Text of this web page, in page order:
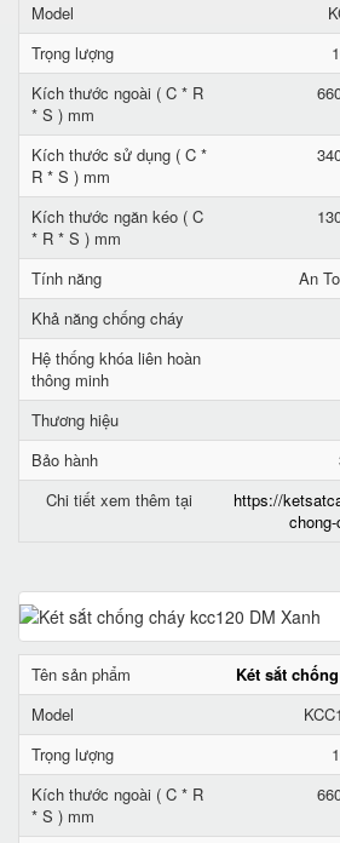
Model
Trọng lượng
Kích thước ngoài ( C * R
* S ) mm
Kích thước sử dụng ( C *
R * S ) mm
Kích thước ngăn kéo ( C
* R * S ) mm
Tính năng
An
Khả năng chống cháy
Hệ thống khóa liên hoàn
thông minh
Thương hiệu
Bảo hành
Chi tiết xem thêm tại
https://
Tên sản phẩm
Két sắt
Model
Trọng lượng
Kích thước ngoài ( C * R
* S ) mm